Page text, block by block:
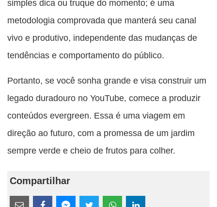
simples dica ou truque do momento; é uma
metodologia comprovada que manterá seu canal
vivo e produtivo, independente das mudanças de
tendências e comportamento do público.
Portanto, se você sonha grande e visa construir um
legado duradouro no YouTube, comece a produzir
conteúdos evergreen. Essa é uma viagem em
direção ao futuro, com a promessa de um jardim
sempre verde e cheio de frutos para colher.
Compartilhar
Estes